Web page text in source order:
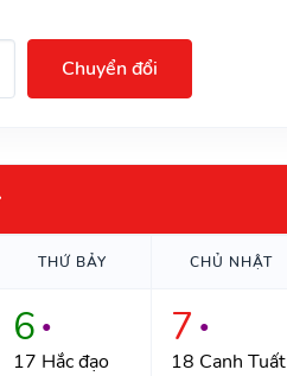
Chuyển đổi
THỨ BẢY CHỦ NHẬT
6 ●
17 Hắc đạo
7 ●
18 Canh Tuất